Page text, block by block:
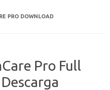
PRO DOWNLOAD
Pro Full